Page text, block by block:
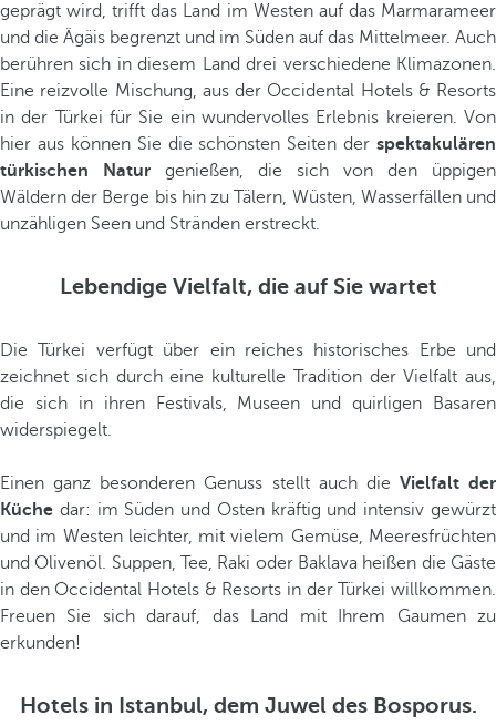
geprägt wird, trifft das Land im Westen auf das Marmarameer
und die Ägäis begrenzt und im Süden auf das Mittelmeer. Auch
berühren sich in diesem Land drei verschiedene Klimazonen.
Eine reizvolle Mischung, aus der Occidental Hotels & Resorts
in der Türkei für Sie ein wundervolles Erlebnis kreieren. Von
hier aus können Sie die schönsten Seiten der spektakulären
türkischen Natur genießen, die sich von den üppigen
Wäldern der Berge bis hin zu Tälern, Wüsten, Wasserfällen und
unzähligen Seen und Stränden erstreckt.
Lebendige Vielfalt, die auf Sie wartet
Die Türkei verfügt über ein reiches historisches Erbe und
zeichnet sich durch eine kulturelle Tradition der Vielfalt aus,
die sich in ihren Festivals, Museen und quirligen Basaren
widerspiegelt.
Einen ganz besonderen Genuss stellt auch die Vielfalt der
Küche dar: im Süden und Osten kräftig und intensiv gewürzt
und im Westen leichter, mit vielem Gemüse, Meeresfrüchten
und Olivenöl. Suppen, Tee, Raki oder Baklava heißen die Gäste
in den Occidental Hotels & Resorts in der Türkei willkommen.
Freuen Sie sich darauf, das Land mit Ihrem Gaumen zu
erkunden!
Hotels in Istanbul, dem Juwel des Bosporus.